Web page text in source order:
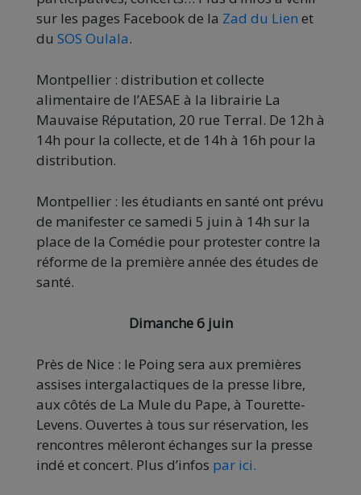
sur les pages Facebook de la Zad du Lien et
du SOS Oulala.
Montpellier : distribution et collecte
alimentaire de l’AESAE à la librairie La
Mauvaise Réputation, 20 rue Terral. De 12h à
14h pour la collecte, et de 14h à 16h pour la
distribution.
Montpellier : les étudiants en santé ont prévu
de manifester ce samedi 5 juin à 14h sur la
place de la Comédie pour protester contre la
réforme de la première année des études de
santé.
Dimanche 6 juin
Près de Nice : le Poing sera aux premières
assises intergalactiques de la presse libre,
aux côtés de La Mule du Pape, à Tourette-
Levens. Ouvertes à tous sur réservation, les
rencontres mêleront échanges sur la presse
indé et concert. Plus d’infos par ici.